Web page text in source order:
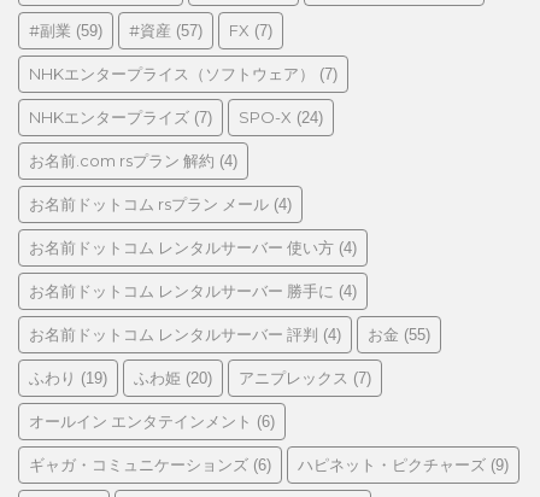
リ
ー
#副業 (59) #資産 (57) FX (7)
NHKエンタープライス（ソフトウェア） (7)
NHKエンタープライズ (7) SPO-X (24)
お名前.com rsプラン 解約 (4)
お名前ドットコム rsプラン メール (4)
お名前ドットコム レンタルサーバー 使い方 (4)
お名前ドットコム レンタルサーバー 勝手に (4)
お名前ドットコム レンタルサーバー 評判 (4) お金 (55)
ふわり (19) ふわ姫 (20) アニプレックス (7)
オールイン エンタテインメント (6)
ギャガ・コミュニケーションズ (6) ハピネット・ピクチャーズ (9)